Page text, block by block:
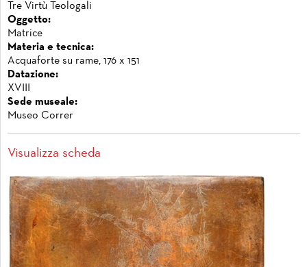
Tre Virtù Teologali
Oggetto:
Matrice
Materia e tecnica:
Acquaforte su rame, 176 x 151
Datazione:
XVIII
Sede museale:
Museo Correr
Visualizza scheda